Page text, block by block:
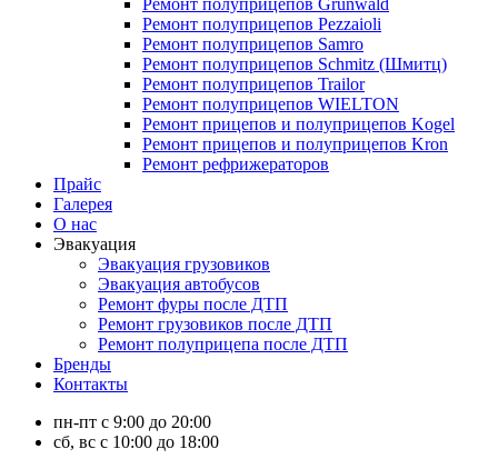
Ремонт полуприцепов Grunwald
Ремонт полуприцепов Pezzaioli
Ремонт полуприцепов Samro
Ремонт полуприцепов Schmitz (Шмитц)
Ремонт полуприцепов Trailor
Ремонт полуприцепов WIELTON
Ремонт прицепов и полуприцепов Kogel
Ремонт прицепов и полуприцепов Kron
Ремонт рефрижераторов
Прайс
Галерея
О нас
Эвакуация
Эвакуация грузовиков
Эвакуация автобусов
Ремонт фуры после ДТП
Ремонт грузовиков после ДТП
Ремонт полуприцепа после ДТП
Бренды
Контакты
пн-пт с 9:00 до 20:00
сб, вс с 10:00 до 18:00